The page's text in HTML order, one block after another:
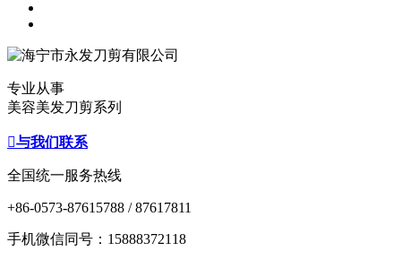
专业从事
美容美发刀剪系列
与我们联系
全国统一服务热线
+86-0573-87615788 / 87617811
手机微信同号：15888372118